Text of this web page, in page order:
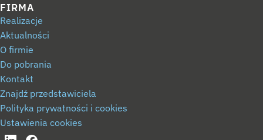
FIRMA
Realizacje
Aktualności
O firmie
Do pobrania
Kontakt
Znajdź przedstawiciela
Polityka prywatności i cookies
Ustawienia cookies